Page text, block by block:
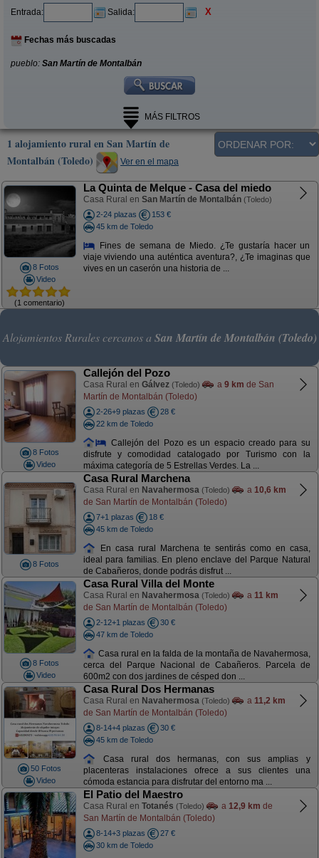
Entrada: Salida: X
Fechas más buscadas
pueblo: San Martín de Montalbán
MÁS FILTROS
1 alojamiento rural en San Martín de
Montalbán (Toledo)
Ver en el mapa
8 Fotos
Video
(1 comentario)
La Quinta de Melque - Casa del miedo
Casa Rural en San Martín de Montalbán (Toledo)
2-24 plazas
153 €
45 km de Toledo
Fines de semana de Miedo. ¿Te gustaría hacer un
viaje viviendo una auténtica aventura?, ¿Te imaginas que
vives en un caserón una historia de ...
Alojamientos Rurales cercanos a San Martín de Montalbán (Toledo)
8 Fotos
Video
Callejón del Pozo
Casa Rural en Gálvez (Toledo) a 9 km de San
Martín de Montalbán (Toledo)
2-26+9 plazas
28 €
22 km de Toledo
Callejón del Pozo es un espacio creado para su
disfrute y comodidad catalogado por Turismo con la
máxima categoría de 5 Estrellas Verdes. La ...
8 Fotos
Casa Rural Marchena
Casa Rural en Navahermosa (Toledo) a 10,6 km
de San Martín de Montalbán (Toledo)
7+1 plazas
18 €
45 km de Toledo
En casa rural Marchena te sentirás como en casa,
ideal para familias. En pleno enclave del Parque Natural
de Cabañeros, donde podrás disfrut ...
8 Fotos
Video
Casa Rural Villa del Monte
Casa Rural en Navahermosa (Toledo) a 11 km
de San Martín de Montalbán (Toledo)
2-12+1 plazas
30 €
47 km de Toledo
Casa rural en la falda de la montaña de Navahermosa,
cerca del Parque Nacional de Cabañeros. Parcela de
600m2 con dos jardines de césped don ...
50 Fotos
Video
Casa Rural Dos Hermanas
Casa Rural en Navahermosa (Toledo) a 11,2 km
de San Martín de Montalbán (Toledo)
8-14+4 plazas
30 €
45 km de Toledo
Casa rural dos hermanas, con sus amplias y
placenteras instalaciones ofrece a sus clientes una
cómoda estancia para disfrutar del entorno ma ...
El Patio del Maestro
Casa Rural en Totanés (Toledo) a 12,9 km de
San Martín de Montalbán (Toledo)
8-14+3 plazas
27 €
30 km de Toledo